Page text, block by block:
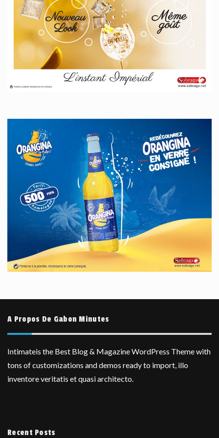
A Propos De Gabon Minutes
Intimateis the Best Blog & Magazine WordPress Theme with
tons of customizations and demos ready to import, illo
inventore veritatis et quasi architecto.
Recent Posts